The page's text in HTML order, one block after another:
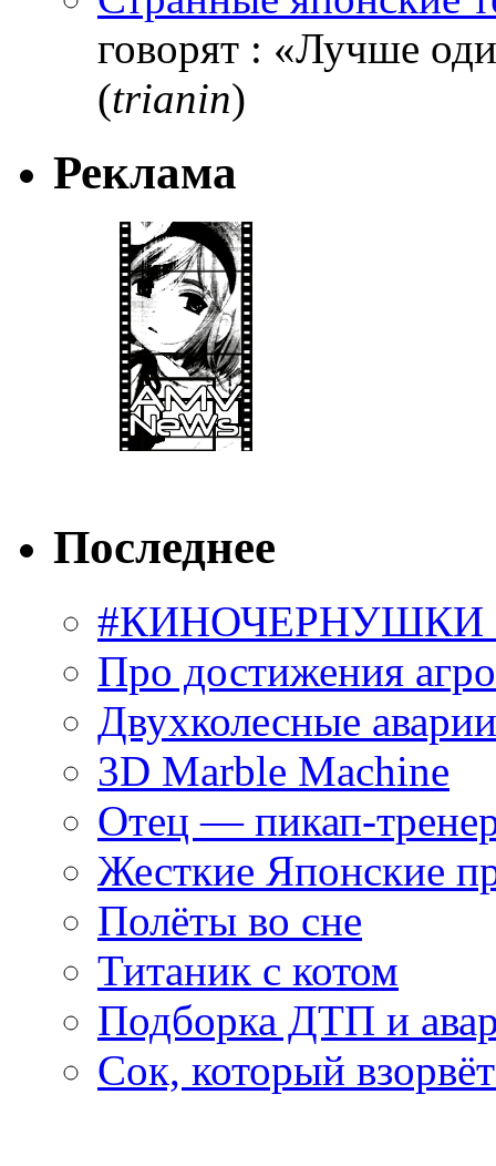
говорят : «Лучше
(trianin)
Реклама
Последнее
#КИНОЧЕРНУШКИ
Про достижения
Двухколесные
3D Marble Machine
Отец — пикап-
Жесткие Японские
Полёты во сне
Титаник с котом
Подборка ДТП и
Сок, который